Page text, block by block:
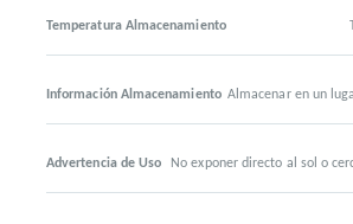
Temperatura Almacenamiento
Información Almacenamiento Almacenar en un
Advertencia de Uso No exponer directo al sol o